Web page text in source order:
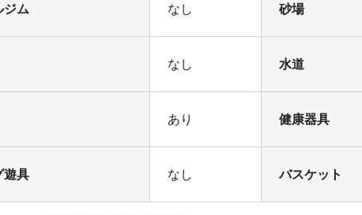
ジム なし 砂場
なし 水道
あり 健康器具
遊具 なし バスケット